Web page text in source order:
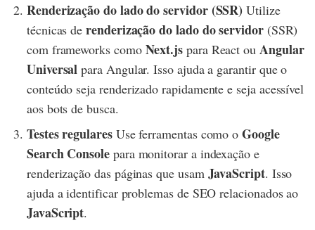
Renderização do lado do servidor (SSR) Utilize
técnicas derenderização do lado do servidor(SSR)
com frameworks como Next.js para React ou Angular
Universal para Angular. Isso ajuda a garantir que o
conteúdo seja renderizado rapidamente e seja acessível
aos bots de busca.
Testes regularesUse ferramentas como oGoogle
Search Console para monitorar a indexação e
renderização das páginas que usam JavaScript. Isso
ajuda a identificar problemas de SEO relacionados ao
JavaScript.